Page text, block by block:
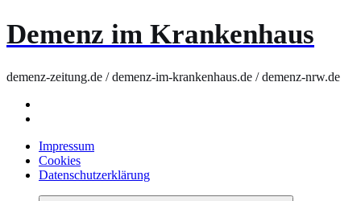
Demenz im Krankenhaus
demenz-zeitung.de / demenz-im-krankenhaus.de / demenz-nrw.de
Impressum
Cookies
Datenschutzerklärung